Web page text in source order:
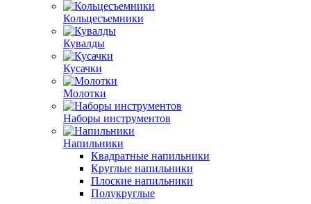
Кольцесъемники
Кувалды
Кусачки
Молотки
Наборы инструментов
Напильники
Квадратные напильники
Круглые напильники
Плоские напильники
Полукруглые